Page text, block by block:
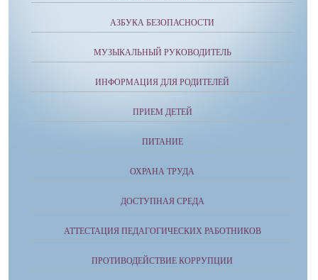
АЗБУКА БЕЗОПАСНОСТИ
МУЗЫКАЛЬНЫЙ РУКОВОДИТЕЛЬ
ИНФОРМАЦИЯ ДЛЯ РОДИТЕЛЕЙ
ПРИЕМ ДЕТЕЙ
ПИТАНИЕ
ОХРАНА ТРУДА
ДОСТУПНАЯ СРЕДА
АТТЕСТАЦИЯ ПЕДАГОГИЧЕСКИХ РАБОТНИКОВ
ПРОТИВОДЕЙСТВИЕ КОРРУПЦИИ